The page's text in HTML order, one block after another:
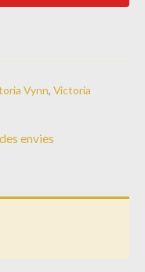
Vynn, Victoria
envies